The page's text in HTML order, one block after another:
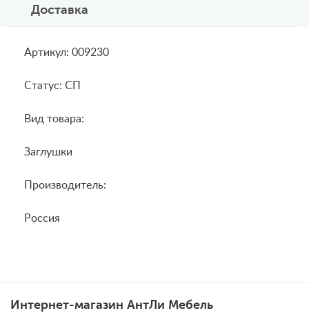
Доставка
Артикул: 009230
Статус: СП
Вид товара:
Заглушки
Производитель:
Россия
Интернет-магазин АнтЛи Мебель